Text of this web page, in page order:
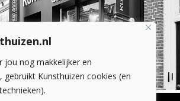
jou nog makkelijker en
Kunsthuizen cookies (en